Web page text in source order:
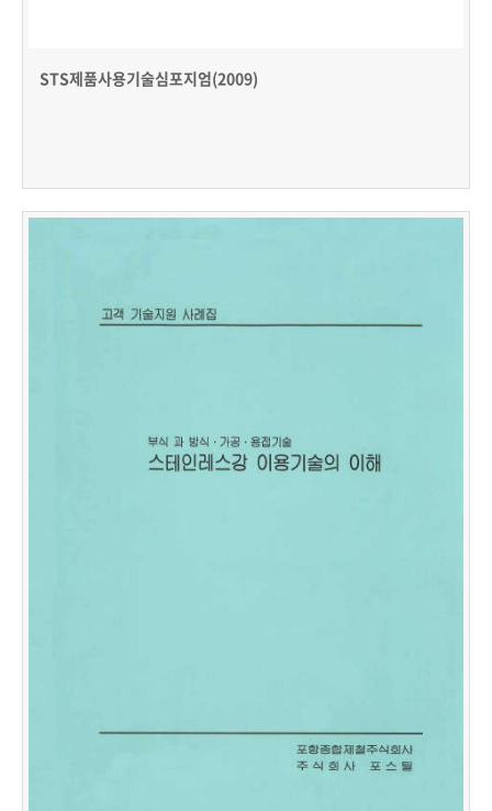
STS제품사용기술심포지엄(2009)